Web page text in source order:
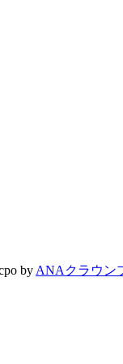
by ANAクラウン